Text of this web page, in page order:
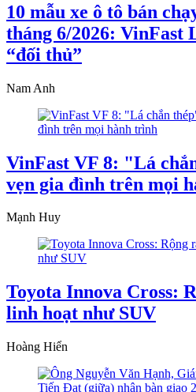
10 mẫu xe ô tô bán
tháng 6/2026: VinFast
“đối thủ”
Nam Anh
VinFast VF 8: "Lá
vẹn gia đình trên mọi
Mạnh Huy
Toyota Innova Cross:
linh hoạt như SUV
Hoàng Hiển